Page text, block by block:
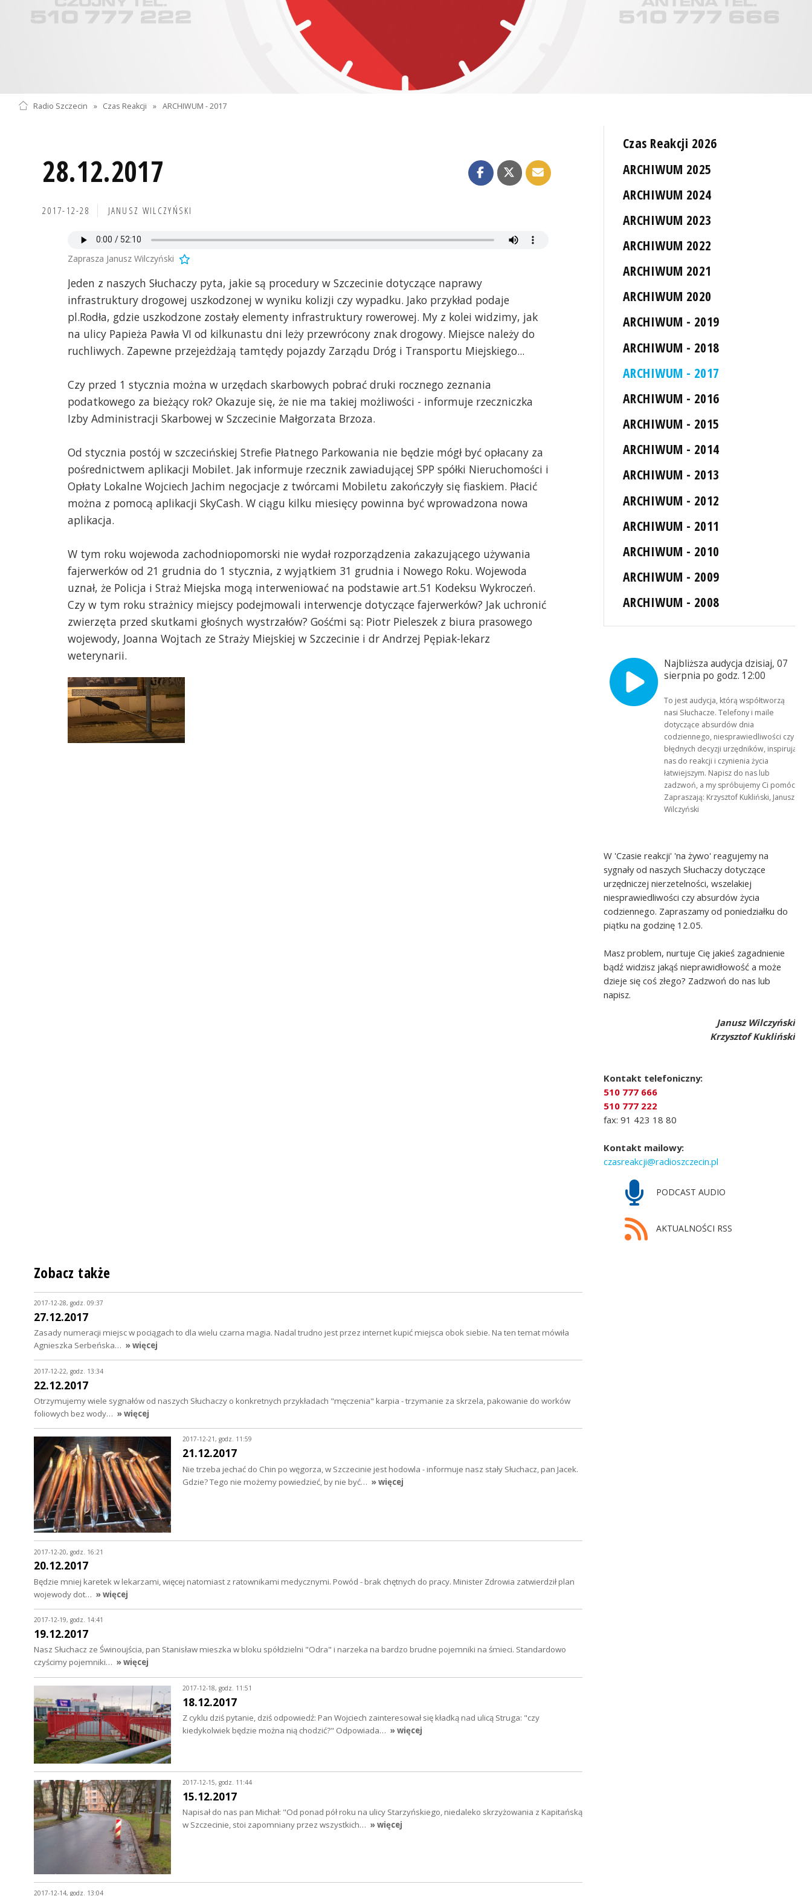
Radio Szczecin » Czas Reakcji » ARCHIWUM - 2017
28.12.2017
2017-12-28 JANUSZ WILCZYŃSKI
Zaprasza Janusz Wilczyński
Jeden z naszych Słuchaczy pyta, jakie są procedury w Szczecinie dotyczące naprawy
infrastruktury drogowej uszkodzonej w wyniku kolizji czy wypadku. Jako przykład podaje
pl.Rodła, gdzie uszkodzone zostały elementy infrastruktury rowerowej. My z kolei widzimy, jak
na ulicy Papieża Pawła VI od kilkunastu dni leży przewrócony znak drogowy. Miejsce należy do
ruchliwych. Zapewne przejeżdżają tamtędy pojazdy Zarządu Dróg i Transportu Miejskiego...
Czy przed 1 stycznia można w urzędach skarbowych pobrać druki rocznego zeznania
podatkowego za bieżący rok? Okazuje się, że nie ma takiej możliwości - informuje rzeczniczka
Izby Administracji Skarbowej w Szczecinie Małgorzata Brzoza.
Od stycznia postój w szczecińskiej Strefie Płatnego Parkowania nie będzie mógł być opłacany za
pośrednictwem aplikacji Mobilet. Jak informuje rzecznik zawiadującej SPP spółki Nieruchomości i
Opłaty Lokalne Wojciech Jachim negocjacje z twórcami Mobiletu zakończyły się fiaskiem. Płacić
można z pomocą aplikacji SkyCash. W ciągu kilku miesięcy powinna być wprowadzona nowa
aplikacja.
W tym roku wojewoda zachodniopomorski nie wydał rozporządzenia zakazującego używania
fajerwerków od 21 grudnia do 1 stycznia, z wyjątkiem 31 grudnia i Nowego Roku. Wojewoda
uznał, że Policja i Straż Miejska mogą interweniować na podstawie art.51 Kodeksu Wykroczeń.
Czy w tym roku strażnicy miejscy podejmowali interwencje dotyczące fajerwerków? Jak uchronić
zwierzęta przed skutkami głośnych wystrzałów? Gośćmi są: Piotr Pieleszek z biura prasowego
wojewody, Joanna Wojtach ze Straży Miejskiej w Szczecinie i dr Andrzej Pępiak-lekarz
weterynarii.
Czas Reakcji 2026
ARCHIWUM 2025
ARCHIWUM 2024
ARCHIWUM 2023
ARCHIWUM 2022
ARCHIWUM 2021
ARCHIWUM 2020
ARCHIWUM - 2019
ARCHIWUM - 2018
ARCHIWUM - 2017
ARCHIWUM - 2016
ARCHIWUM - 2015
ARCHIWUM - 2014
ARCHIWUM - 2013
ARCHIWUM - 2012
ARCHIWUM - 2011
ARCHIWUM - 2010
ARCHIWUM - 2009
ARCHIWUM - 2008
Najbliższa audycja dzisiaj, 07
sierpnia po godz. 12:00
To jest audycja, którą współtworzą
nasi Słuchacze. Telefony i maile
dotyczące absurdów dnia
codziennego, niesprawiedliwości czy
błędnych decyzji urzędników, inspirują
nas do reakcji i czynienia życia
łatwiejszym. Napisz do nas lub
zadzwoń, a my spróbujemy Ci pomóc.
Zapraszają: Krzysztof Kukliński, Janusz
Wilczyński
W 'Czasie reakcji' 'na żywo' reagujemy na
sygnały od naszych Słuchaczy dotyczące
urzędniczej nierzetelności, wszelakiej
niesprawiedliwości czy absurdów życia
codziennego. Zapraszamy od poniedziałku do
piątku na godzinę 12.05.
Masz problem, nurtuje Cię jakieś zagadnienie
bądź widzisz jakąś nieprawidłowość a może
dzieje się coś złego? Zadzwoń do nas lub
napisz.
Janusz Wilczyński
Krzysztof Kukliński
Kontakt telefoniczny:
510 777 666
510 777 222
fax: 91 423 18 80
Kontakt mailowy:
czasreakcji@radioszczecin.pl
PODCAST AUDIO
AKTUALNOŚCI RSS
Zobacz także
2017-12-28, godz. 09:37
27.12.2017
Zasady numeracji miejsc w pociągach to dla wielu czarna magia. Nadal trudno jest przez internet kupić miejsca obok siebie. Na ten temat mówiła
Agnieszka Serbeńska… » więcej
2017-12-22, godz. 13:34
22.12.2017
Otrzymujemy wiele sygnałów od naszych Słuchaczy o konkretnych przykładach "męczenia" karpia - trzymanie za skrzela, pakowanie do worków
foliowych bez wody… » więcej
2017-12-21, godz. 11:59
21.12.2017
Nie trzeba jechać do Chin po węgorza, w Szczecinie jest hodowla - informuje nasz stały Słuchacz, pan Jacek.
Gdzie? Tego nie możemy powiedzieć, by nie być… » więcej
2017-12-20, godz. 16:21
20.12.2017
Będzie mniej karetek w lekarzami, więcej natomiast z ratownikami medycznymi. Powód - brak chętnych do pracy. Minister Zdrowia zatwierdził plan
wojewody dot… » więcej
2017-12-19, godz. 14:41
19.12.2017
Nasz Słuchacz ze Świnoujścia, pan Stanisław mieszka w bloku spółdzielni "Odra" i narzeka na bardzo brudne pojemniki na śmieci. Standardowo
czyścimy pojemniki… » więcej
2017-12-18, godz. 11:51
18.12.2017
Z cyklu dziś pytanie, dziś odpowiedź: Pan Wojciech zainteresował się kładką nad ulicą Struga: "czy
kiedykolwiek będzie można nią chodzić?" Odpowiada… » więcej
2017-12-15, godz. 11:44
15.12.2017
Napisał do nas pan Michał: "Od ponad pół roku na ulicy Starzyńskiego, niedaleko skrzyżowania z Kapitańską
w Szczecinie, stoi zapomniany przez wszystkich… » więcej
2017-12-14, godz. 13:04